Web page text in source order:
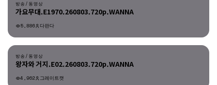
방송/동영상
가요무대.E1970.260803.720p.WANNA
5,886 다판다
방송/동영상
방송/동영상
왕자와 거지.E02.260803.720p.WANNA
4,962 그레이트캣